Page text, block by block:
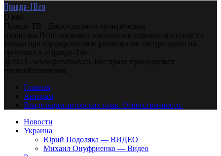
Правда-ТВ.ru
О нас
Правда-ТВ - Дискуссионно политическая
площадка.Использование материалов издания допускается
только при одновременном размещении гиперссылки на
оригинал в «Правда-ТВ»
@2023 - www.pravda-tv.ru. Все права принадлежат
правообладателям.
Главная
Авторам
Владельцам авторских прав. Ответственности.
Новости
Украина
Юрий Подоляка — ВИДЕО
Михаил Онуфриенко — Видео